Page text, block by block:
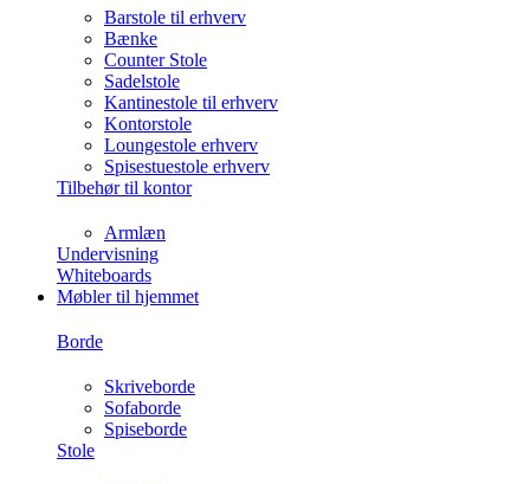
Barstole til erhverv
Bænke
Counter Stole
Sadelstole
Kantinestole til erhverv
Kontorstole
Loungestole erhverv
Spisestuestole erhverv
Tilbehør til kontor
Armlæn
Undervisning
Whiteboards
Møbler til hjemmet
Borde
Skriveborde
Sofaborde
Spiseborde
Stole